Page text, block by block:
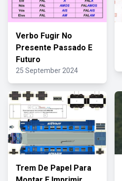
Verbo Fugir No
Presente Passado E
Futuro
25 September 2024
Trem De Papel Para